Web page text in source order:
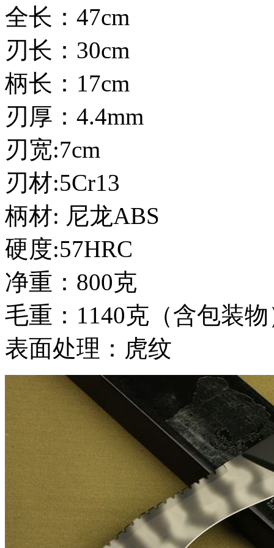
全长：47cm
刃长：30cm
柄长：17cm
刃厚：4.4mm
刃宽:7cm
刃材:5Cr13
柄材: 尼龙ABS
硬度:57HRC
净重：800克
毛重：1140克（含包装
表面处理：虎纹